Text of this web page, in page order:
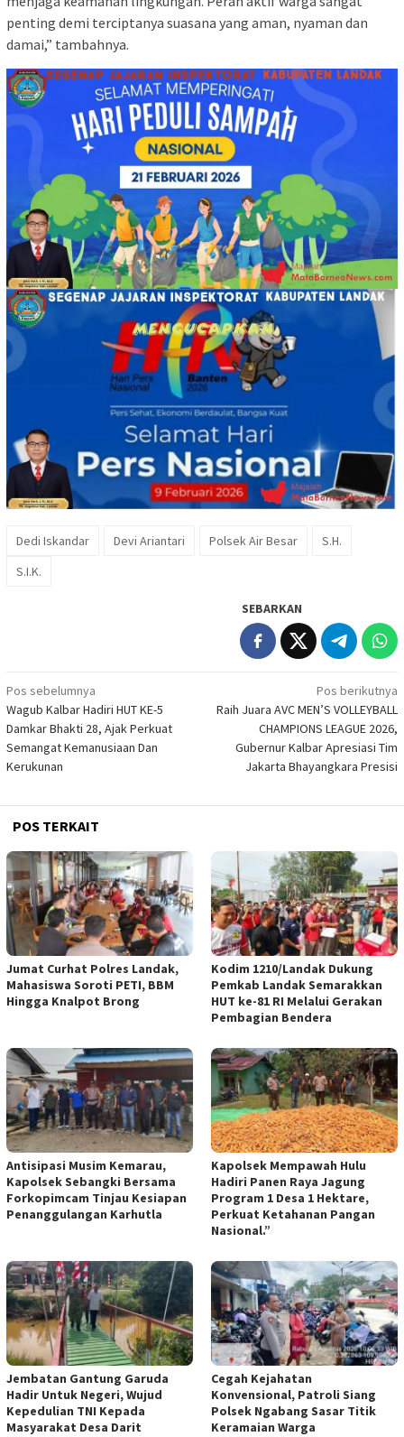
penting demi terciptanya suasana yang aman, nyaman dan
damai,” tambahnya.
Dedi Iskandar Devi Ariantari Polsek Air Besar
S.H.
S.I.K.
SEBARKAN
Navigasi
pos
Pos sebelumnya
Wagub Kalbar Hadiri HUT KE-5
Damkar Bhakti 28, Ajak Perkuat
Semangat Kemanusiaan Dan
Kerukunan
Pos berikutnya
Raih Juara AVC MEN’S VOLLEYBALL
CHAMPIONS LEAGUE 2026,
Gubernur Kalbar Apresiasi Tim
Jakarta Bhayangkara Presisi
POS TERKAIT
Jumat Curhat Polres Landak,
Mahasiswa Soroti PETI, BBM
Hingga Knalpot Brong
Kodim 1210/Landak Dukung
Pemkab Landak Semarakkan
HUT ke-81 RI Melalui Gerakan
Pembagian Bendera
Antisipasi Musim Kemarau,
Kapolsek Sebangki Bersama
Forkopimcam Tinjau Kesiapan
Penanggulangan Karhutla
Kapolsek Mempawah Hulu
Hadiri Panen Raya Jagung
Program 1 Desa 1 Hektare,
Perkuat Ketahanan Pangan
Nasional.”
Jembatan Gantung Garuda
Hadir Untuk Negeri, Wujud
Kepedulian TNI Kepada
Masyarakat Desa Darit
Cegah Kejahatan
Konvensional, Patroli Siang
Polsek Ngabang Sasar Titik
Keramaian Warga